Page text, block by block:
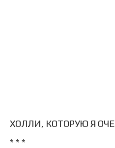
ХОЛЛИ, КОТОРУЮ Я
* * *